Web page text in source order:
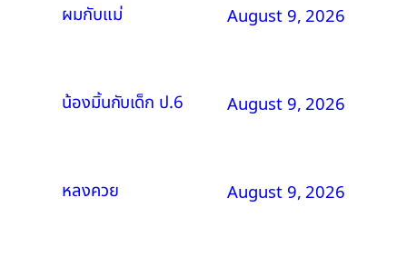
ผมกับแม่ August 9, 2026
น้องมิ้นกับเด็ก ป.6 August 9, 2026
หลงควย August 9, 2026